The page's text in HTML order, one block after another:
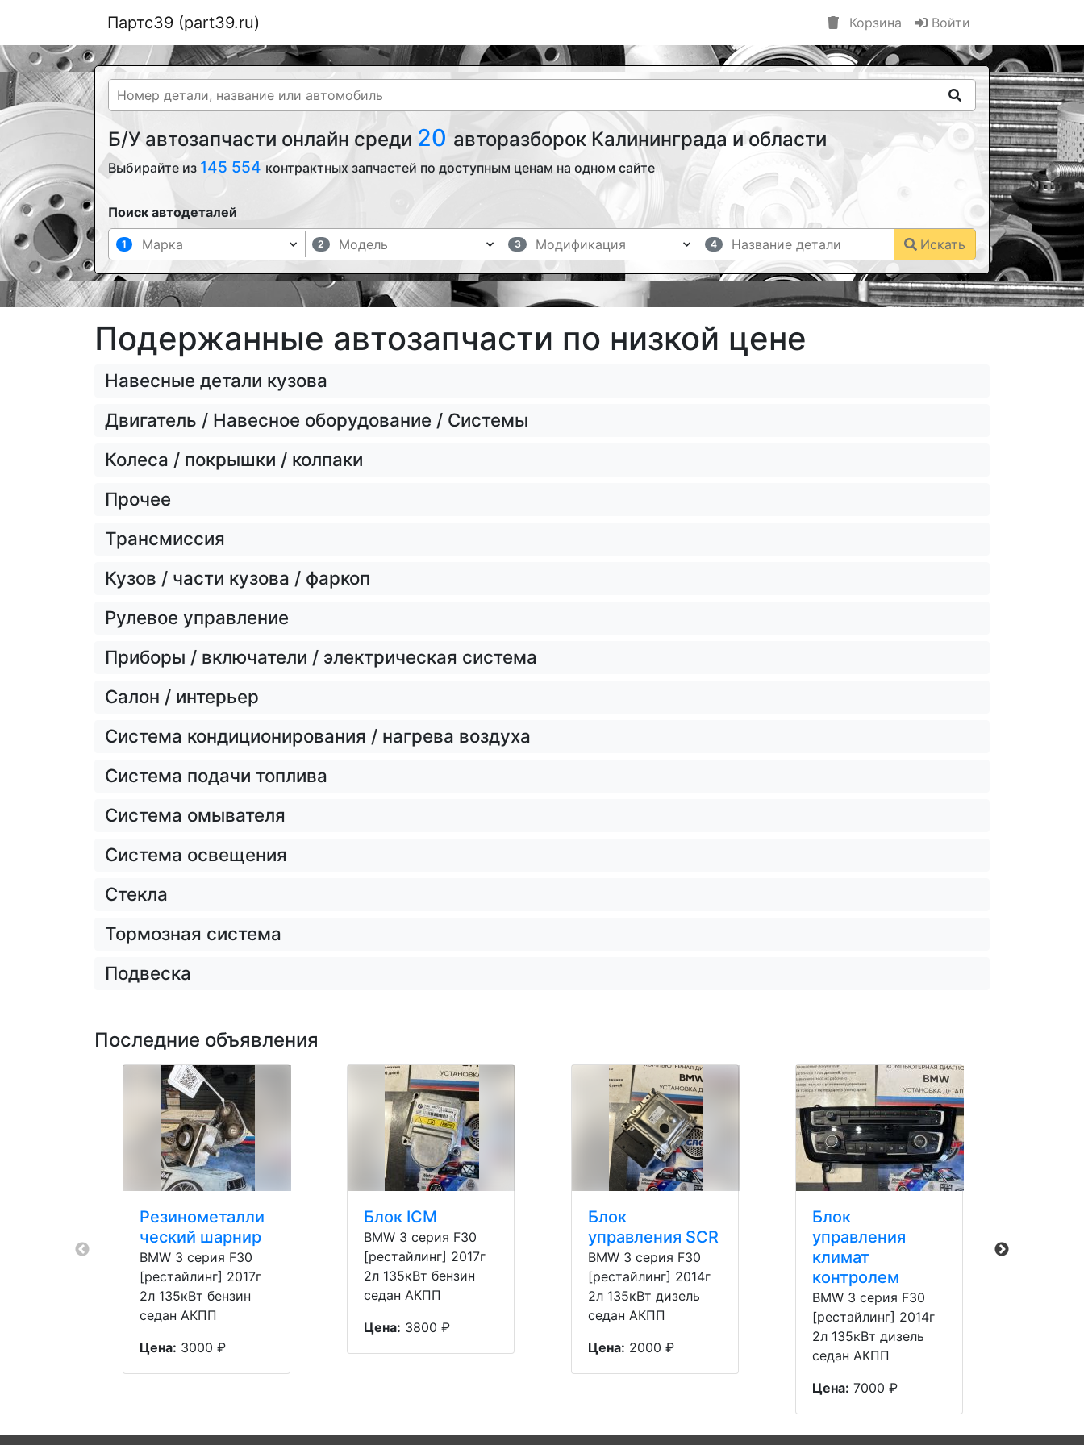
Партс39 (part39.ru) Корзина Войти
Б/У автозапчасти онлайн среди 20 авторазборок Калининграда и области
Выбирайте из 145 554 контрактных запчастей по доступным ценам на одном сайте
Поиск автодеталей
1 2 3 4 Искать
Подержанные автозапчасти по низкой цене
Навесные детали кузова
Двигатель / Навесное оборудование / Системы
Колеса / покрышки / колпаки
Прочее
Трансмиссия
Кузов / части кузова / фаркоп
Рулевое управление
Приборы / включатели / электрическая система
Салон / интерьер
Система кондиционирования / нагрева воздуха
Система подачи топлива
Система омывателя
Система освещения
Стекла
Тормозная система
Подвеска
Последние объявления
Резинометалли
ческий шарнир
BMW 3 серия F30
[рестайлинг] 2017г
2л 135кВт бензин
седан АКПП
Цена: 3000 ₽
Блок ICM
BMW 3 серия F30
[рестайлинг] 2017г
2л 135кВт бензин
седан АКПП
Цена: 3800 ₽
Блок
управления SCR
BMW 3 серия F30
[рестайлинг] 2014г
2л 135кВт дизель
седан АКПП
Цена: 2000 ₽
Блок
управления
климат
контролем
BMW 3 серия F30
[рестайлинг] 2014г
2л 135кВт дизель
седан АКПП
Цена: 7000 ₽